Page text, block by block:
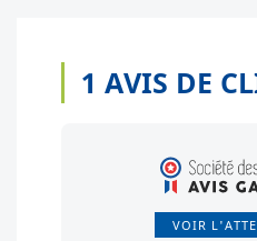
1 AVIS DE
VOIR